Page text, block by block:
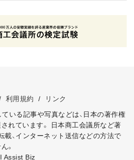
利用規約 /
リンク
いる記事や写真などは、日本の著作権
れています。
日本商工会議所など著
載、インターネット送信などの方法で
。
Assist Biz